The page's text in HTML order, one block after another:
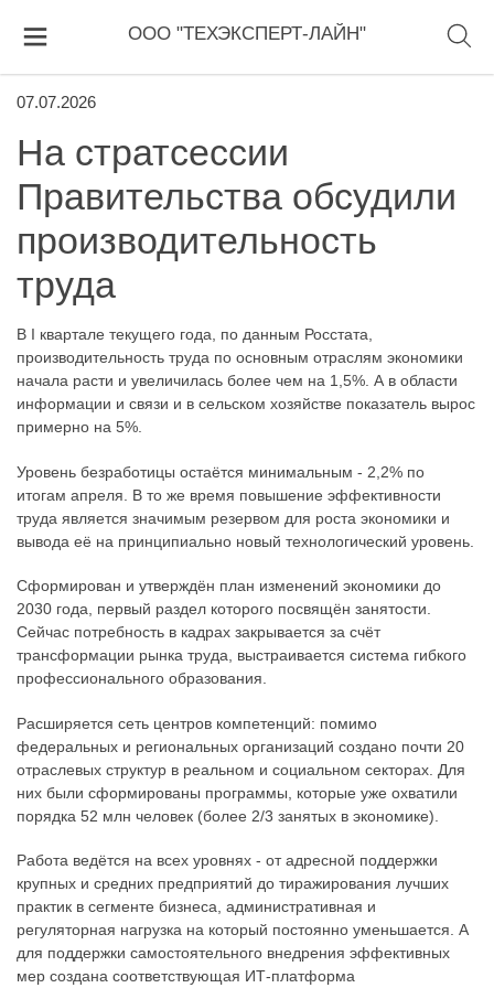
ООО "ТЕХЭКСПЕРТ-ЛАЙН"
07.07.2026
На стратсессии
Правительства обсудили
производительность
труда
В I квартале текущего года, по данным Росстата,
производительность труда по основным отраслям экономики
начала расти и увеличилась более чем на 1,5%. А в области
информации и связи и в сельском хозяйстве показатель вырос
примерно на 5%.
Уровень безработицы остаётся минимальным - 2,2% по
итогам апреля. В то же время повышение эффективности
труда является значимым резервом для роста экономики и
вывода её на принципиально новый технологический уровень.
Сформирован и утверждён план изменений экономики до
2030 года, первый раздел которого посвящён занятости.
Сейчас потребность в кадрах закрывается за счёт
трансформации рынка труда, выстраивается система гибкого
профессионального образования.
Расширяется сеть центров компетенций: помимо
федеральных и региональных организаций создано почти 20
отраслевых структур в реальном и социальном секторах. Для
них были сформированы программы, которые уже охватили
порядка 52 млн человек (более 2/3 занятых в экономике).
Работа ведётся на всех уровнях - от адресной поддержки
крупных и средних предприятий до тиражирования лучших
практик в сегменте бизнеса, административная и
регуляторная нагрузка на который постоянно уменьшается. А
для поддержки самостоятельного внедрения эффективных
мер создана соответствующая ИТ-платформа